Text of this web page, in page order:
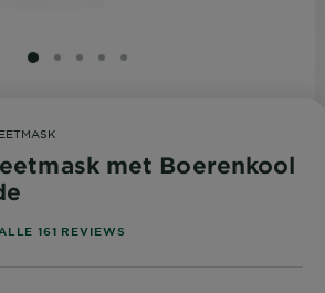
SLIDE 1
SLIDE 2
SLIDE 3
SLIDE 4
SLIDE 5
met Boerenkool
based on reviews
161 REVIEWS